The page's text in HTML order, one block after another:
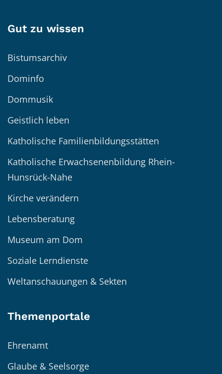
Gut zu wissen
Bistumsarchiv
Dominfo
Dommusik
Geistlich leben
Katholische Familienbildungsstätten
Katholische Erwachsenenbildung Rhein-
Hunsrück-Nahe
Kirche verändern
Lebensberatung
Museum am Dom
Soziale Lerndienste
Weltanschauungen & Sekten
Themenportale
Ehrenamt
Glaube & Seelsorge